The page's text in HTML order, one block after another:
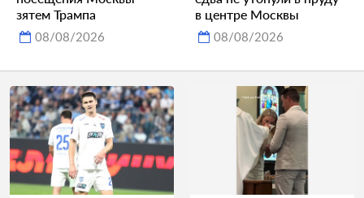
зятем Трампа
08/08/2026
в центре Москвы
08/08/2026